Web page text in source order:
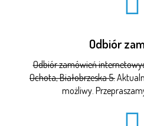
Odbiór
Odbiór zamówień
Ochota, Białobrzeska 5.
możliwy.